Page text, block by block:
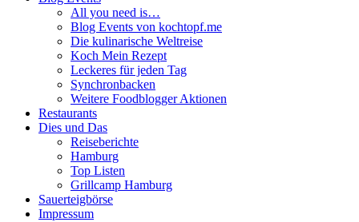
All you need is…
Blog Events von kochtopf.me
Die kulinarische Weltreise
Koch Mein Rezept
Leckeres für jeden Tag
Synchronbacken
Weitere Foodblogger Aktionen
Restaurants
Dies und Das
Reiseberichte
Hamburg
Top Listen
Grillcamp Hamburg
Sauerteigbörse
Impressum